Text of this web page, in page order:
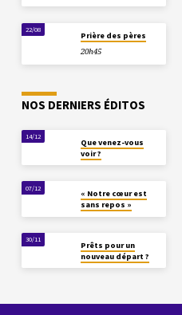
22/08
Prière des pères
20h45
NOS DERNIERS ÉDITOS
14/12
Que venez-vous
voir ?
07/12
« Notre cœur est
sans repos »
30/11
Prêts pour un
nouveau départ ?